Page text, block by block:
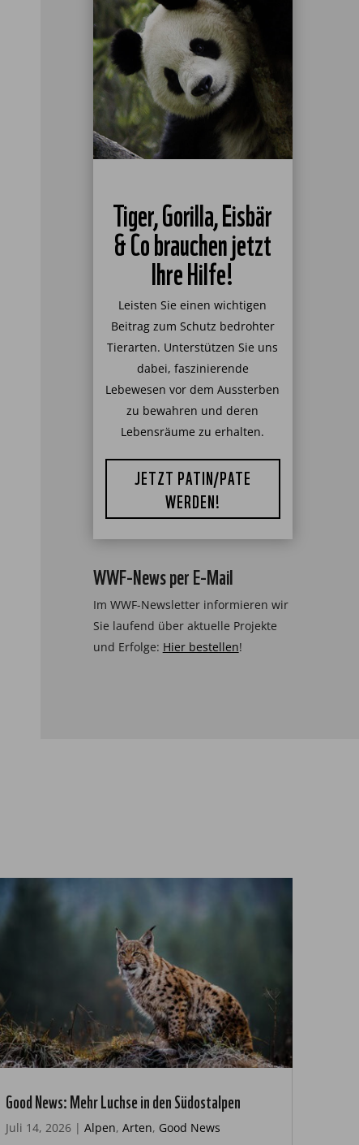
Tiger, Gorilla, Eisbär
& Co brauchen jetzt
Ihre Hilfe!
Leisten Sie einen wichtigen
Beitrag zum Schutz bedrohter
Tierarten. Unterstützen Sie uns
dabei, faszinierende
Lebewesen vor dem Aussterben
zu bewahren und deren
Lebensräume zu erhalten.
JETZT PATIN/PATE
WERDEN!
WWF-News per E-Mail
Im WWF-Newsletter informieren wir
Sie laufend über aktuelle Projekte
und Erfolge: Hier bestellen!
Good News: Mehr Luchse in den Südostalpen
Juli 14, 2026| Alpen, Arten, Good News